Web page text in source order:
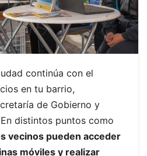
continúa con el
en tu barrio,
de Gobierno y
distintos puntos como
vecinos pueden acceder
móviles y realizar